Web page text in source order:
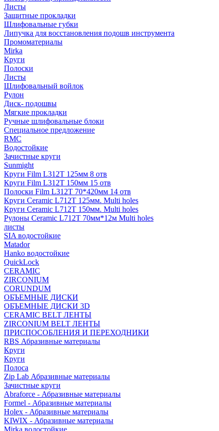
Листы
Защитные прокладки
Шлифовальные губки
Липучка для восстановления подошв инструмента
Промоматериалы
Mirka
Круги
Полоски
Листы
Шлифовальный войлок
Рулон
Диск- подошвы
Мягкие прокладки
Ручные шлифовальные блоки
Специальное предложение
RMC
Водостойкие
Зачистные круги
Sunmight
Круги Film L312T 125мм 8 отв
Круги Film L312T 150мм 15 отв
Полоски Film L312T 70*420мм 14 отв
Круги Ceramic L712T 125мм. Multi holes
Круги Ceramic L712T 150мм. Multi holes
Рулоны Ceramic L712T 70мм*12м Multi holes
листы
SIA водостойкие
Matador
Hanko водостойкие
QuickLock
CERAMIC
ZIRCONIUM
СORUNDUM
ОБЪЕМНЫЕ ДИСКИ
ОБЪЕМНЫЕ ДИСКИ 3D
CERAMIC BELT ЛЕНТЫ
ZIRCONIUM BELT ЛЕНТЫ
ПРИСПОСОБЛЕНИЯ И ПЕРЕХОДНИКИ
RBS Абразивные материалы
Круги
Круги
Полоса
Zip Lab Абразивные материалы
Зачистные круги
Abraforce - Абразивные материалы
Formel - Абразивные материалы
Holex - Абразивные материалы
KIWIX - Абразивные материалы
Mirka водостойкие